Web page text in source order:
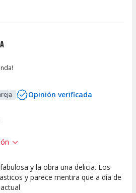
Opinión verificada
10
en
10
y la obra una delicia. Los
y parece mentira que a día de